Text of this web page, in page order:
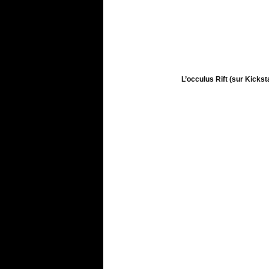
L’occulus Rift (sur